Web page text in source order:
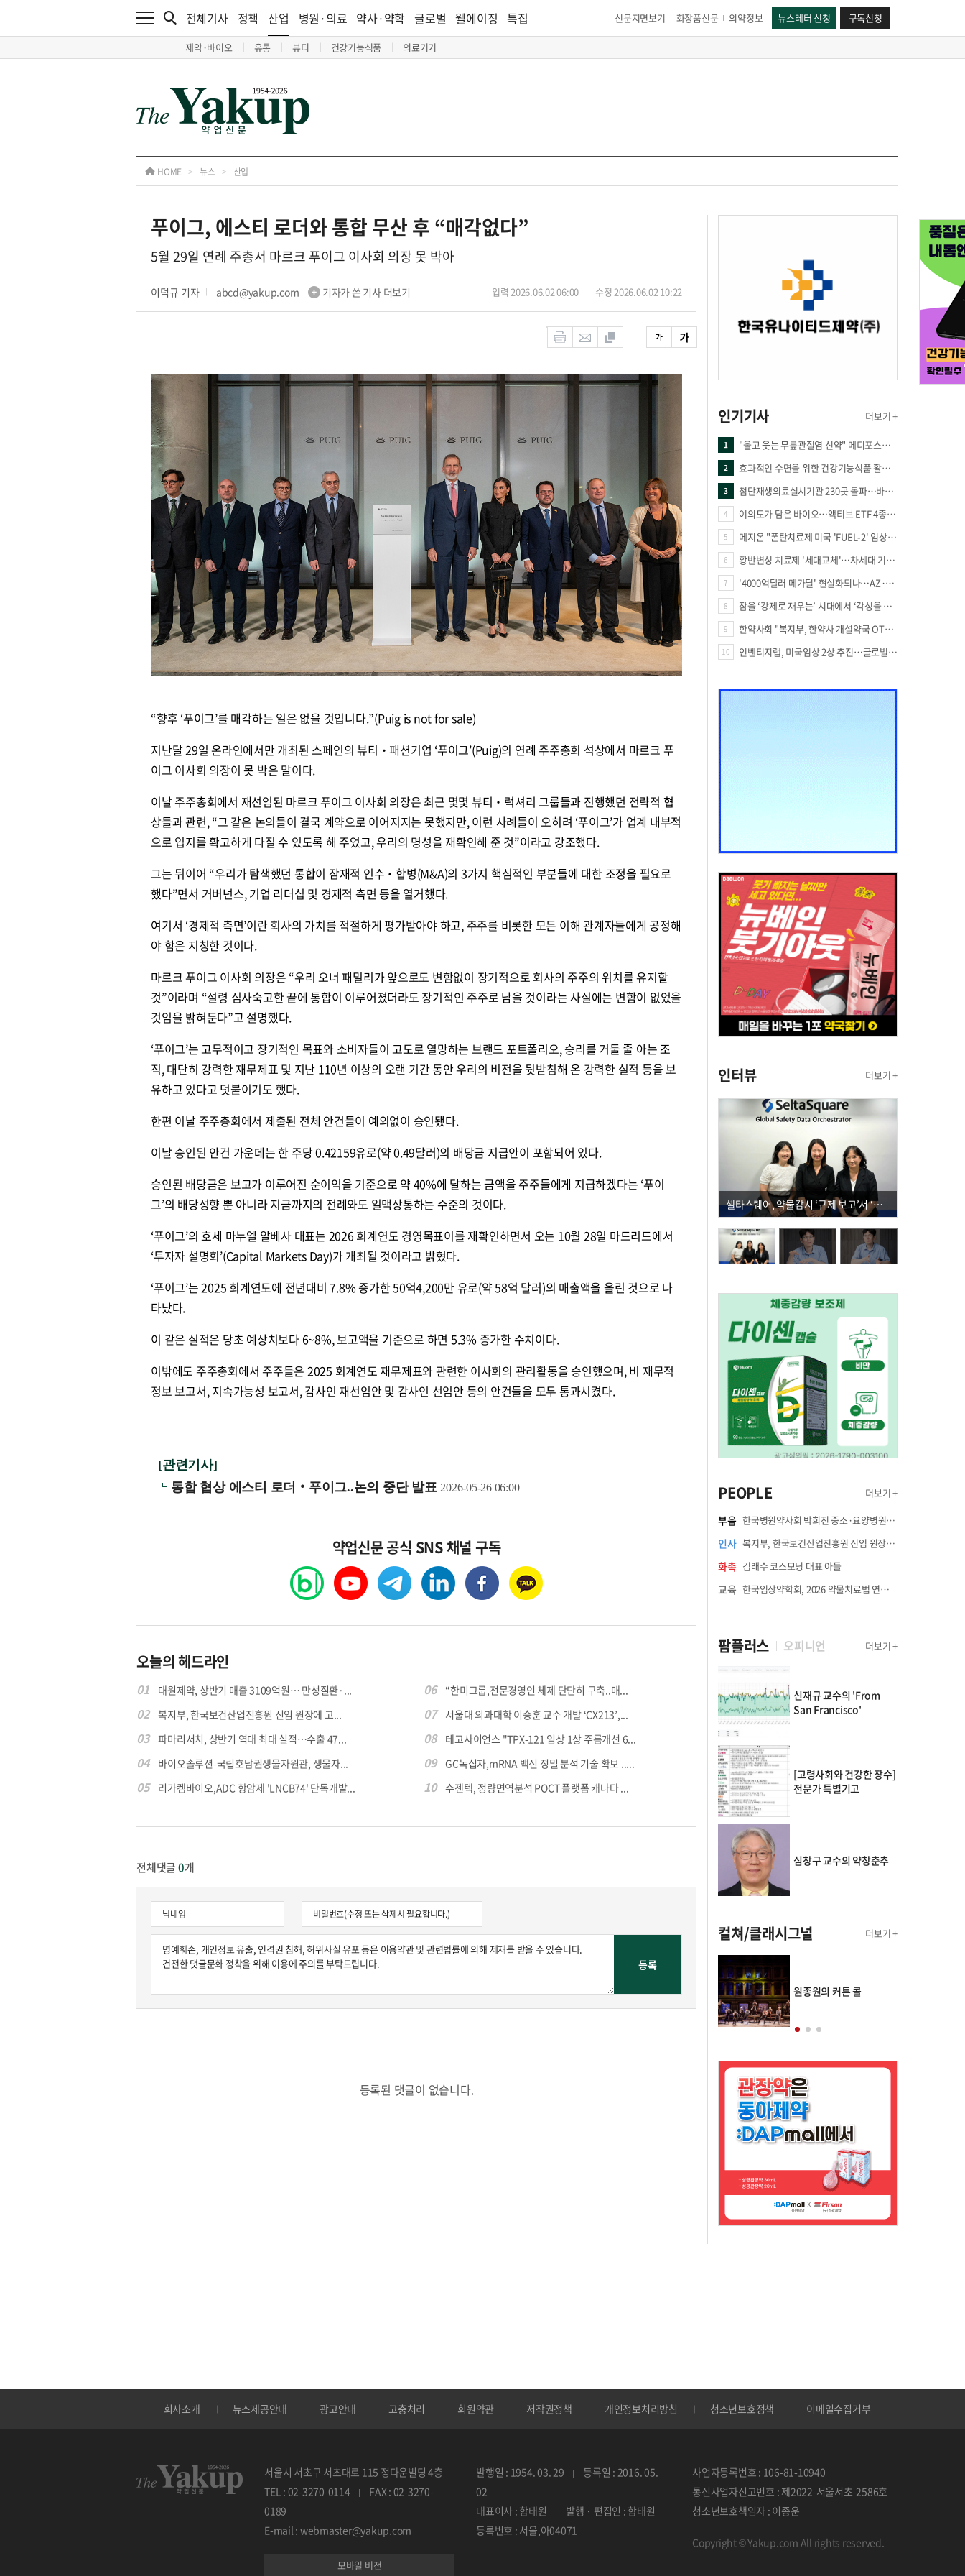
전체기사 정책 산업
제약·바이오 유통 뷰티 건강기능식품 의료기기
병원·의료 약사·약학 글로벌 웰에이징 특집 신문지면보기 화장품신문 의약정보 뉴스레터 신청 구독신청
HOME > 뉴스 > 산업
푸이그, 에스티 로더와 통합 무산 후 “매각없다”
5월 29일 연례 주총서 마르크 푸이그 이사회 의장 못 박아
이덕규 기자 abcd@yakup.com 기자가 쓴 기사 더보기 입력 2026.06.02 06:00 수정 2026.06.02 10:22
“향후 ‘푸이그’를 매각하는 일은 없을 것입니다.”(Puig is not for sale)
지난달 29일 온라인에서만 개최된 스페인의 뷰티‧패션기업 ‘푸이그’(Puig)의 연례 주주총회 석상에서 마르크 푸
이그 이사회 의장이 못 박은 말이다.
이날 주주총회에서 재선임된 마르크 푸이그 이사회 의장은 최근 몇몇 뷰티‧럭셔리 그룹들과 진행했던 전략적 협
상들과 관련, “그 같은 논의들이 결국 계약으로 이어지지는 못했지만, 이런 사례들이 오히려 ‘푸이그’가 업계 내부적
으로 입지를 확고하게 다질 수 있도록 해 주었고, 우리의 명성을 재확인해 준 것”이라고 강조했다.
그는 뒤이어 “우리가 탐색했던 통합이 잠재적 인수‧합병(M&A)의 3가지 핵심적인 부분들에 대한 조정을 필요로
했다”면서 거버넌스, 기업 리더십 및 경제적 측면 등을 열거했다.
여기서 ‘경제적 측면’이란 회사의 가치를 적절하게 평가받아야 하고, 주주를 비롯한 모든 이해 관계자들에게 공정해
야 함은 지칭한 것이다.
마르크 푸이그 이사회 의장은 “우리 오너 패밀리가 앞으로도 변함없이 장기적으로 회사의 주주의 위치를 유지할
것”이라며 “설령 심사숙고한 끝에 통합이 이루어졌더라도 장기적인 주주로 남을 것이라는 사실에는 변함이 없었을
것임을 밝혀둔다”고 설명했다.
‘푸이그’는 고무적이고 장기적인 목표와 소비자들이 고도로 열망하는 브랜드 포트폴리오, 승리를 거둘 줄 아는 조
직, 대단히 강력한 재무제표 및 지난 110년 이상의 오랜 기간 동안 우리의 비전을 뒷받침해 온 강력한 실적 등을 보
유하고 있다고 덧붙이기도 했다.
한편 이날 주주총회에서 제출된 전체 안건들이 예외없이 승인됐다.
이날 승인된 안건 가운데는 한 주당 0.42159유로(약 0.49달러)의 배당금 지급안이 포함되어 있다.
승인된 배당금은 보고가 이루어진 순이익을 기준으로 약 40%에 달하는 금액을 주주들에게 지급하겠다는 ‘푸이
그’의 배당성향 뿐 아니라 지금까지의 전례와도 일맥상통하는 수준의 것이다.
‘푸이그’의 호세 마누엘 알베사 대표는 2026 회계연도 경영목표이를 재확인하면서 오는 10월 28일 마드리드에서
‘투자자 설명회’(Capital Markets Day)가 개최될 것이라고 밝혔다.
‘푸이그’는 2025 회계연도에 전년대비 7.8% 증가한 50억4,200만 유로(약 58억 달러)의 매출액을 올린 것으로 나
타났다.
이 같은 실적은 당초 예상치보다 6~8%, 보고액을 기준으로 하면 5.3% 증가한 수치이다.
이밖에도 주주총회에서 주주들은 2025 회계연도 재무제표와 관련한 이사회의 관리활동을 승인했으며, 비 재무적
정보 보고서, 지속가능성 보고서, 감사인 재선임안 및 감사인 선임안 등의 안건들을 모두 통과시켰다.
[관련기사]
통합 협상 에스티 로더‧푸이그..논의 중단 발표2026-05-26 06:00
약업신문 공식 SNS 채널 구독
오늘의 헤드라인
01 대원제약, 상반기 매출 3109억원… 만성질환·...
02 복지부, 한국보건산업진흥원 신임 원장에 고...
03 파마리서치, 상반기 역대 최대 실적…수출 47...
04 바이오솔루션-국립호남권생물자원관, 생물자...
05 리가켐바이오,ADC 항암제 'LNCB74' 단독개발...
06 “한미그룹,전문경영인 체제 단단히 구축..매...
07 서울대 의과대학 이승훈 교수 개발 ‘CX213’,...
08 테고사이언스 "TPX-121 임상 1상 주름개선 6...
09 GC녹십자,mRNA 백신 정밀 분석 기술 확보 .....
10 수젠텍, 정량면역분석 POCT 플랫폼 캐나다 ...
전체댓글0개
등록된 댓글이 없습니다.
인기기사 더보기 +
1 "울고 웃는 무릎관절염 신약" 메디포스트·강스템·네이처셀 전진, 코오롱티슈진 반전 과제
2 효과적인 수면을 위한 건강기능식품 활용법
3 첨단재생의료실시기관 230곳 돌파…바이오 새 시장 꿈틀
4 여의도가 담은 바이오…액티브 ETF 4종의 선택은
5 메지온 "폰탄치료제 미국 'FUEL-2' 임상 프로토콜 영국 승인"
6 황반변성 치료제 '세대교체'…차세대 기전 경쟁 본격화
7 '4000억달러 메가딜' 현실화되나…AZ·BMS 합병설에 글로벌 제약업계 촉각
8 잠을 ‘강제로 재우는’ 시대에서 ‘각성을 낮추는’ 시대로
9 한약사회 "복지부, 한약사 개설약국 OTC 공급 방해 더는 방관 말아야"
10 인벤티지랩, 미국임상 2상 추진…글로벌 팁스 통해 정부 지원 60억원 확보
인터뷰 더보기 +
셀타스퀘어, 약물감시 ‘규제 보고’서 ‘데이터 의사결정’으로 "PVX 전환 요구 커진다"
PEOPLE 더보기 +
부음 한국병원약사회 박희진 중소·요양병원이사(충청북도 청주의료원 약제팀장) 부친상
인사 복지부, 한국보건산업진흥원 신임 원장에 고상백 교수 임명
화촉 김래수 코스모닝 대표 아들
교육 한국임상약학회, 2026 약물치료법 연수강좌 8월 21일 개최
팜플러스 오피니언 더보기 +
신재규 교수의 'From
San Francisco'
[고령사회와 건강한 장수]
전문가 특별기고
심창구 교수의 약창춘추
컬쳐/클래시그널 더보기 +
원종원의 커튼 콜 안현정의 컬쳐포커스 박병준의 클래스토리 원종원의 커튼 콜
회사소개 뉴스제공안내 광고안내 고충처리 회원약관 저작권정책 개인정보처리방침 청소년보호정책 이메일수집거부
서울시 서초구 서초대로 115 정다운빌딩 4층
TEL : 02-3270-0114
FAX : 02-3270-
0189
E-mail : webmaster@yakup.com
모바일 버전
발행일 : 1954. 03. 29
등록일 : 2016. 05.
02
대표이사 : 함태원
발행 · 편집인 : 함태원
등록번호 : 서울,아04071
사업자등록번호 : 106-81-10940
통신사업자신고번호 : 제2022-서울서초-2586호
청소년보호책임자 : 이종운
Copyright © Yakup.com All rights reserved.